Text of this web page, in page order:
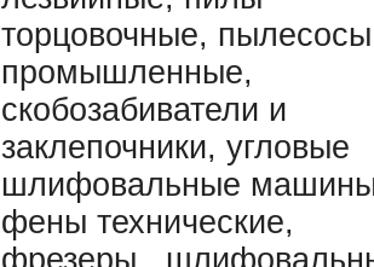
торцовочные, пылесосы
промышленные,
скобозабиватели и
заклепочники, угловые
шлифовальные
фены технические,
фрезеры,